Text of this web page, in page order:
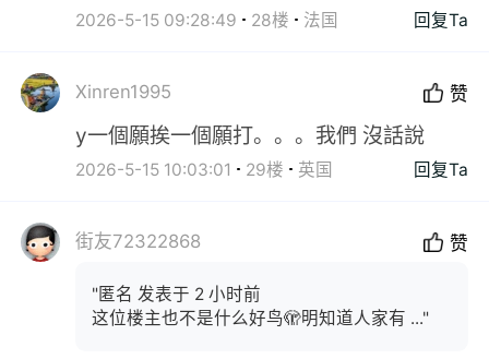
2026-5-15 09:28:49 28楼 法国 回复Ta
Xinren1995 赞
y一個願挨一個願打。。。我們 沒話說
2026-5-15 10:03:01 29楼 英国 回复Ta
街友72322868 赞
"匿名 发表于 2 小时前
这位楼主也不是什么好鸟🫣明知道人家有 ..."